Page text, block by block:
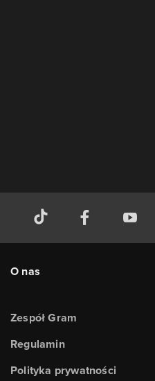
O nas
Zespół Gram
Regulamin
Polityka prywatności